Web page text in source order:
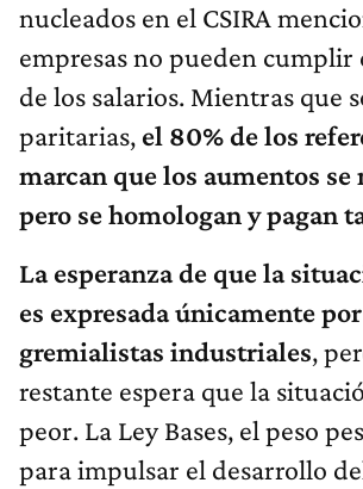
nucleados en el CSIRA
empresas no pueden cumplir
de los salarios. Mientras que
paritarias, el 80% de los
marcan que los aumentos se
pero se homologan y pagan
La esperanza de que la
es expresada únicamente
gremialistas industriales,
restante espera que la
peor. La Ley Bases, el peso
para impulsar el desarrollo